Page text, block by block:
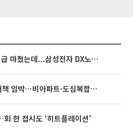
3445억 자사주 지급 마쳤는데...삼성전자 DX노조, 뒤늦은 '떼쓰기 집회'
영끌 '주택공급' 대책 임박⋯비아파트·도심복합까지 총동원
한 접시도 ‘히트플레이션’